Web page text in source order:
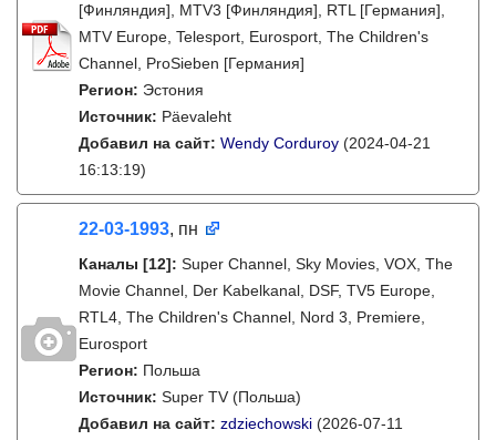
[Финляндия], MTV3 [Финляндия], RTL [Германия],
MTV Europe, Telesport, Eurosport, The Children's
Channel, ProSieben [Германия]
Регион: Эстония
Источник: Päevaleht
Добавил на сайт: Wendy Corduroy (2024-04-21
16:13:19)
22-03-1993, пн
Каналы [12]: Super Channel, Sky Movies, VOX, The
Movie Channel, Der Kabelkanal, DSF, TV5 Europe,
RTL4, The Children's Channel, Nord 3, Premiere,
Eurosport
Регион: Польша
Источник: Super TV (Польша)
Добавил на сайт: zdziechowski (2026-07-11